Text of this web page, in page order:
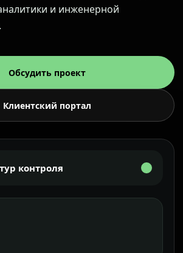
и инженерной
Обсудить проект
Клиентский портал
контроля